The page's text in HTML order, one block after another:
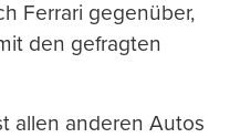
Ferrari gegenüber,
den gefragten
allen anderen Autos